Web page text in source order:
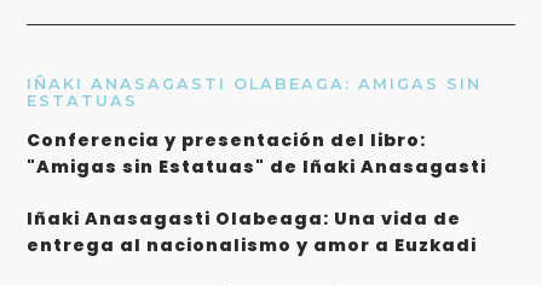
IÑAKI ANASAGASTI OLABEAGA: AMIGAS SIN
ESTATUAS
Conferencia y presentación del libro:
"Amigas sin Estatuas" de Iñaki Anasagasti
Iñaki Anasagasti Olabeaga: Una vida de
entrega al nacionalismo y amor a Euzkadi